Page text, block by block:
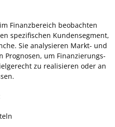
Finanzbereich beobachten
spezifischen Kundensegment,
Sie analysieren Markt- und
um Finanzierungs-
zu realisieren oder an